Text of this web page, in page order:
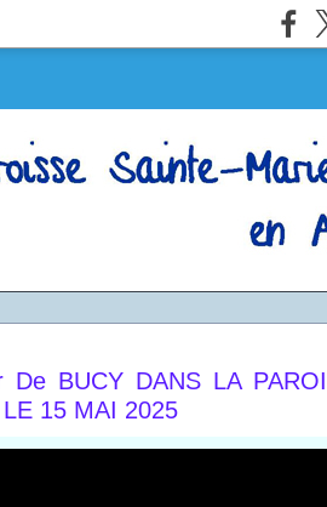
De BUCY DANS LA
15 MAI 2025